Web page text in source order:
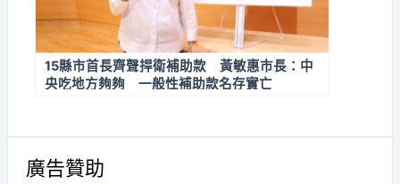
15縣市首長齊聲捍衛補助款 黃敏惠市長：中
央吃地方夠夠 一般性補助款名存實亡
廣告贊助